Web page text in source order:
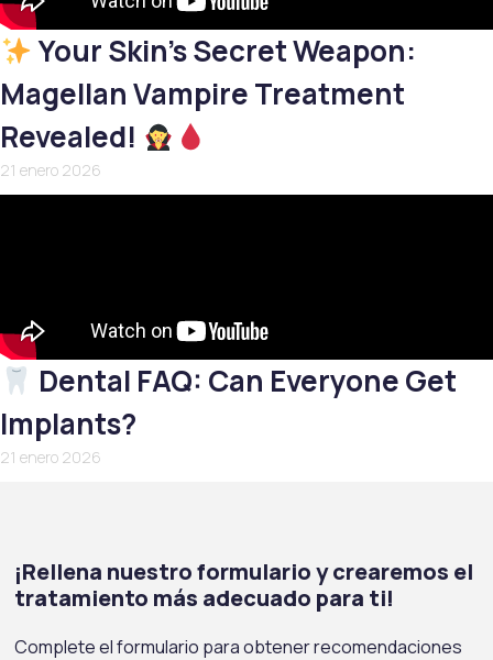
Your Skin’s Secret Weapon:
Magellan Vampire Treatment
Revealed!
21 enero 2026
Dental FAQ: Can Everyone Get
Implants?
21 enero 2026
¡Rellena nuestro formulario y crearemos el
tratamiento más adecuado para ti!
Complete el formulario para obtener recomendaciones